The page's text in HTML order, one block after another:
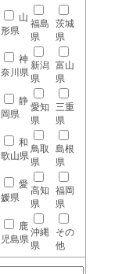
山
形県
福島
県
茨城
県
神
奈川県
新潟
県
富山
県
静
岡県
愛知
県
三重
県
和
歌山県
鳥取
県
島根
県
愛
媛県
高知
県
福岡
県
鹿
児島県
沖縄
県
その
他